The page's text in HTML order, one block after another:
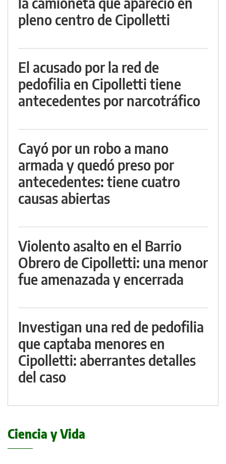
pleno centro de Cipolletti
El acusado por la red de
pedofilia en Cipolletti tiene
antecedentes por narcotráfico
Cayó por un robo a mano
armada y quedó preso por
antecedentes: tiene cuatro
causas abiertas
Violento asalto en el Barrio
Obrero de Cipolletti: una menor
fue amenazada y encerrada
Investigan una red de pedofilia
que captaba menores en
Cipolletti: aberrantes detalles
del caso
Ciencia y Vida